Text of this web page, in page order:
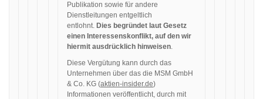
Publikation sowie für andere
Dienstleitungen entgeltlich
entlohnt. Dies begründet laut Gesetz
einen Interessenskonflikt, auf den wir
hiermit ausdrücklich hinweisen.
Diese Vergütung kann durch das
Unternehmen über das die MSM GmbH
& Co. KG (aktien-insider.de)
Informationen veröffentlicht, durch mit